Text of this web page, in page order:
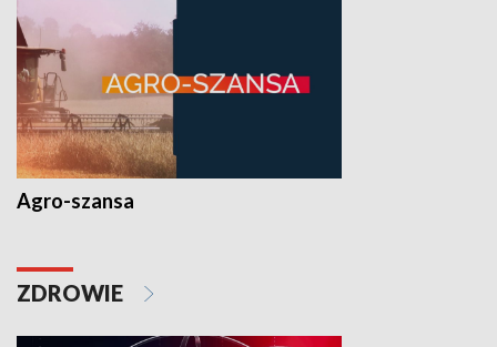
Agro-szansa
ZDROWIE